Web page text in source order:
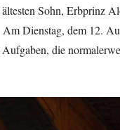
Sohn, Erbprinz
Am Dienstag, dem 12.
die